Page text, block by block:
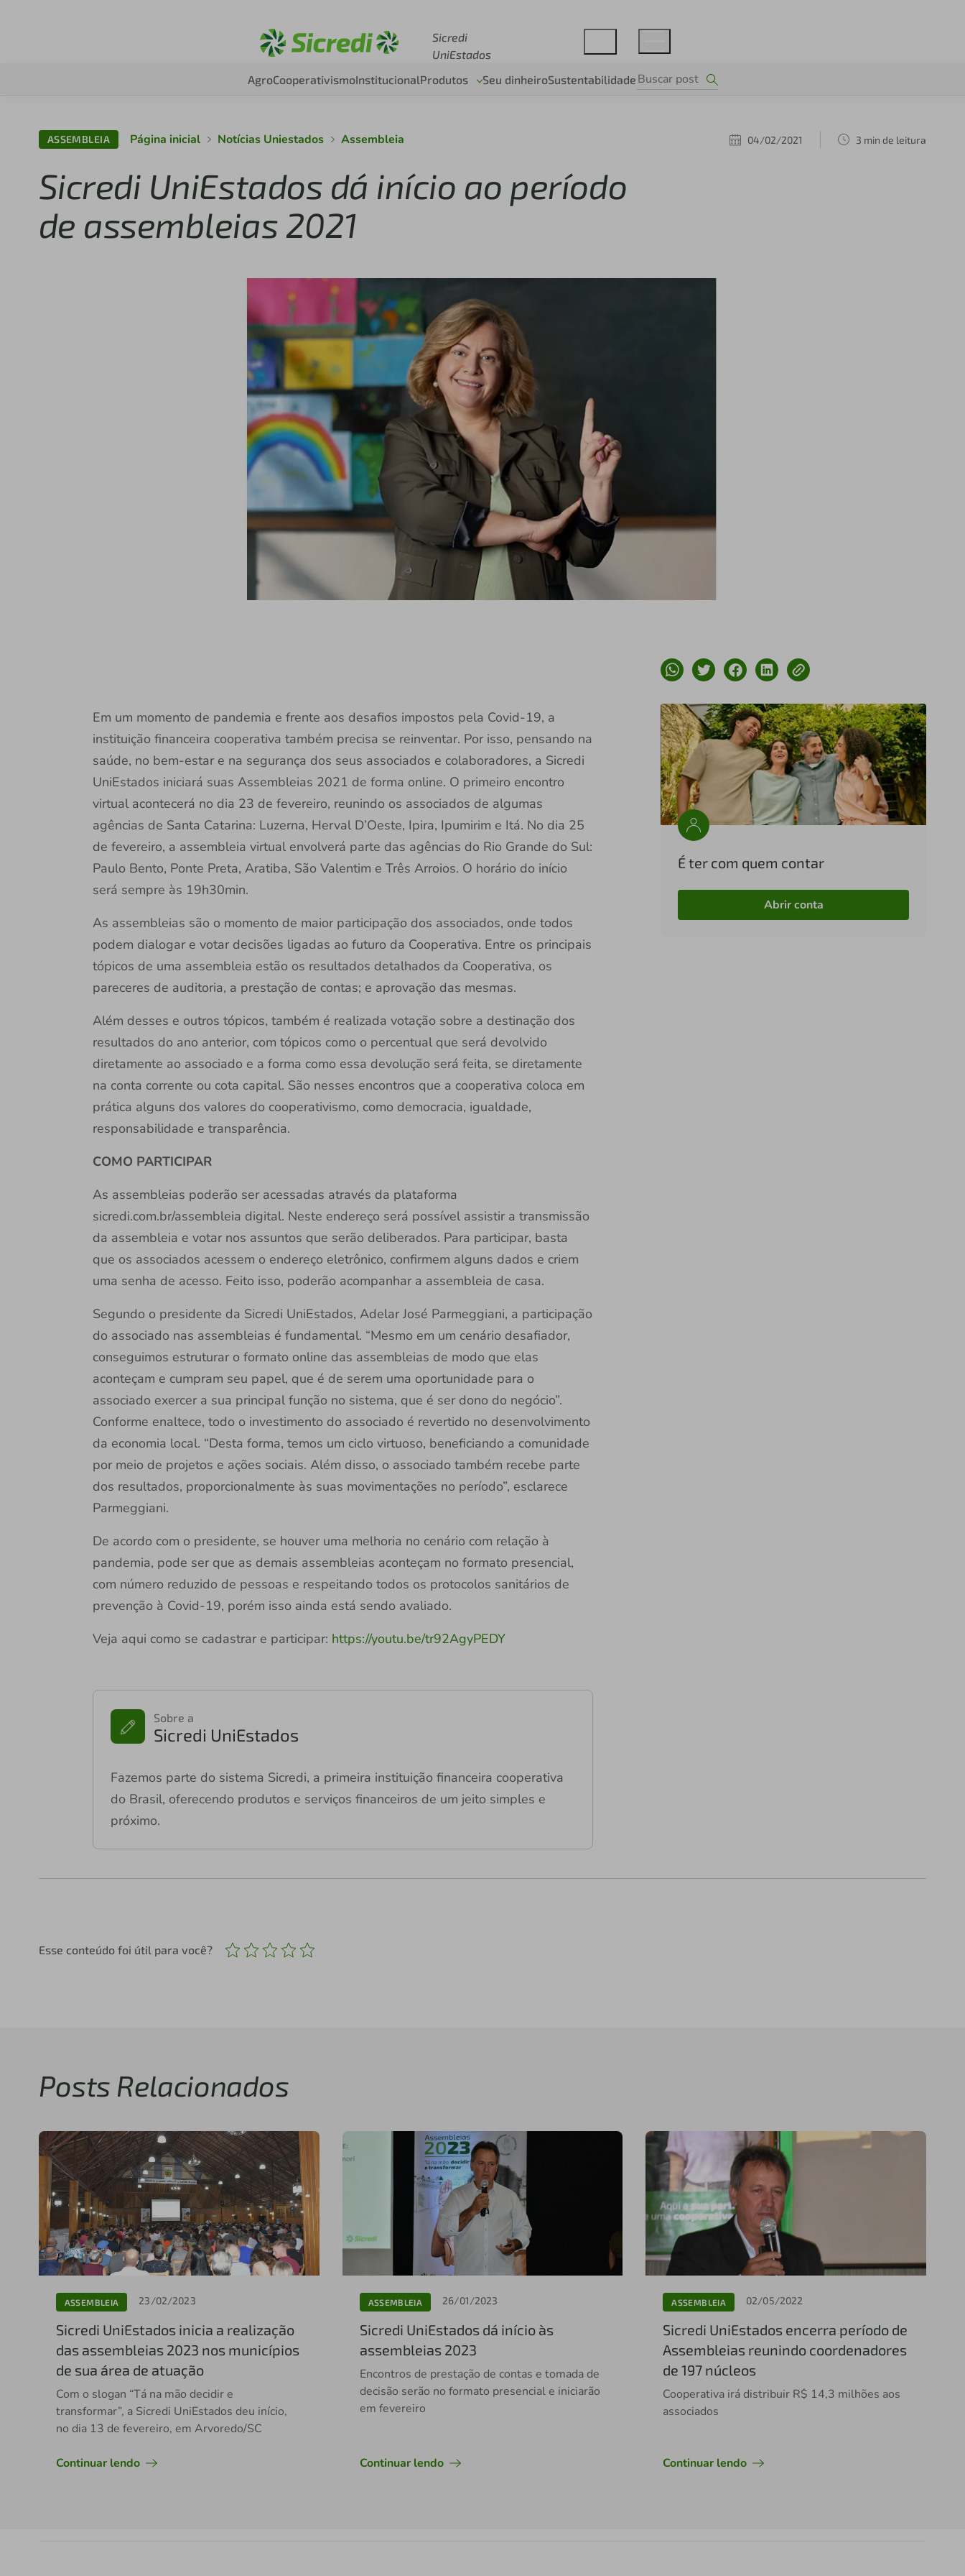
Sicredi
UniEstados
AgroCooperativismoInstitucionalProdutos Seu dinheiroSustentabilidade
ASSEMBLEIA Página inicial Notícias Uniestados Assembleia 04/02/2021 3 min de leitura
Sicredi UniEstados dá início ao período
de assembleias 2021
Em um momento de pandemia e frente aos desafios impostos pela Covid-19, a
instituição financeira cooperativa também precisa se reinventar. Por isso, pensando na
saúde, no bem-estar e na segurança dos seus associados e colaboradores, a Sicredi
UniEstados iniciará suas Assembleias 2021 de forma online. O primeiro encontro
virtual acontecerá no dia 23 de fevereiro, reunindo os associados de algumas
agências de Santa Catarina: Luzerna, Herval D’Oeste, Ipira, Ipumirim e Itá. No dia 25
de fevereiro, a assembleia virtual envolverá parte das agências do Rio Grande do Sul:
Paulo Bento, Ponte Preta, Aratiba, São Valentim e Três Arroios. O horário do início
será sempre às 19h30min.
As assembleias são o momento de maior participação dos associados, onde todos
podem dialogar e votar decisões ligadas ao futuro da Cooperativa. Entre os principais
tópicos de uma assembleia estão os resultados detalhados da Cooperativa, os
pareceres de auditoria, a prestação de contas; e aprovação das mesmas.
Além desses e outros tópicos, também é realizada votação sobre a destinação dos
resultados do ano anterior, com tópicos como o percentual que será devolvido
diretamente ao associado e a forma como essa devolução será feita, se diretamente
na conta corrente ou cota capital. São nesses encontros que a cooperativa coloca em
prática alguns dos valores do cooperativismo, como democracia, igualdade,
responsabilidade e transparência.
COMO PARTICIPAR
As assembleias poderão ser acessadas através da plataforma
sicredi.com.br/assembleia digital. Neste endereço será possível assistir a transmissão
da assembleia e votar nos assuntos que serão deliberados. Para participar, basta
que os associados acessem o endereço eletrônico, confirmem alguns dados e criem
uma senha de acesso. Feito isso, poderão acompanhar a assembleia de casa.
Segundo o presidente da Sicredi UniEstados, Adelar José Parmeggiani, a participação
do associado nas assembleias é fundamental. “Mesmo em um cenário desafiador,
conseguimos estruturar o formato online das assembleias de modo que elas
aconteçam e cumpram seu papel, que é de serem uma oportunidade para o
associado exercer a sua principal função no sistema, que é ser dono do negócio”.
Conforme enaltece, todo o investimento do associado é revertido no desenvolvimento
da economia local. “Desta forma, temos um ciclo virtuoso, beneficiando a comunidade
por meio de projetos e ações sociais. Além disso, o associado também recebe parte
dos resultados, proporcionalmente às suas movimentações no período”, esclarece
Parmeggiani.
De acordo com o presidente, se houver uma melhoria no cenário com relação à
pandemia, pode ser que as demais assembleias aconteçam no formato presencial,
com número reduzido de pessoas e respeitando todos os protocolos sanitários de
prevenção à Covid-19, porém isso ainda está sendo avaliado.
Veja aqui como se cadastrar e participar: https://youtu.be/tr92AgyPEDY
Sobre a
Sicredi UniEstados
Fazemos parte do sistema Sicredi, a primeira instituição financeira cooperativa
do Brasil, oferecendo produtos e serviços financeiros de um jeito simples e
próximo.
É ter com quem contar
Abrir conta
Esse conteúdo foi útil para você?
Posts Relacionados
ASSEMBLEIA 23/02/2023
Sicredi UniEstados inicia a realização
das assembleias 2023 nos municípios
de sua área de atuação
Com o slogan “Tá na mão decidir e
transformar”, a Sicredi UniEstados deu início,
no dia 13 de fevereiro, em Arvoredo/SC
Continuar lendo
ASSEMBLEIA 26/01/2023
Sicredi UniEstados dá início às
assembleias 2023
Encontros de prestação de contas e tomada de
decisão serão no formato presencial e iniciarão
em fevereiro
Continuar lendo
ASSEMBLEIA 02/05/2022
Sicredi UniEstados encerra período de
Assembleias reunindo coordenadores
de 197 núcleos
Cooperativa irá distribuir R$ 14,3 milhões aos
associados
Continuar lendo